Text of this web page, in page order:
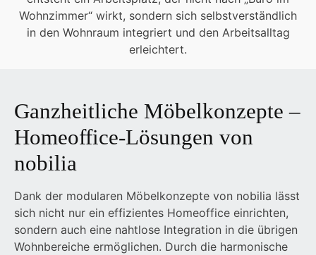
Wohnzimmer“ wirkt, sondern sich selbstverständlich
in den Wohnraum integriert und den Arbeitsalltag
erleichtert.
Ganzheitliche Möbelkonzepte –
Homeoffice-Lösungen von
nobilia
Dank der modularen Möbelkonzepte von nobilia lässt
sich nicht nur ein effizientes Homeoffice einrichten,
sondern auch eine nahtlose Integration in die übrigen
Wohnbereiche ermöglichen. Durch die harmonische